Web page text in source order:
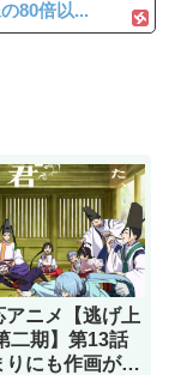
80倍以...
アニメ【逃げ上
二期】第13話
りにも作画が良